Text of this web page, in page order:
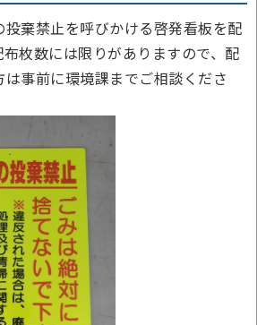
棄禁止を呼びかける啓発看板を配
枚数には限りがありますので、配
事前に環境課までご相談くださ